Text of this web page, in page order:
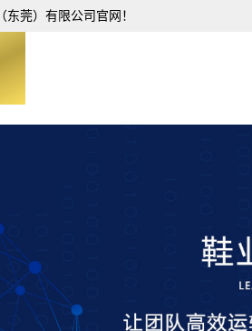
莞）有限公司官网！